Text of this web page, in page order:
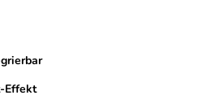
Effekt